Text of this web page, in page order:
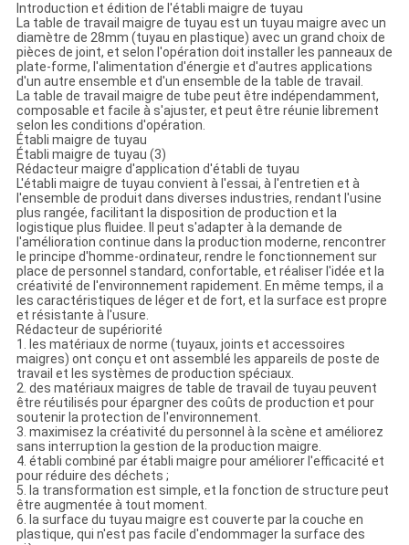
Introduction et édition de l'établi maigre de tuyau
La table de travail maigre de tuyau est un tuyau maigre avec un
diamètre de 28mm (tuyau en plastique) avec un grand choix de
pièces de joint, et selon l'opération doit installer les panneaux de
plate-forme, l'alimentation d'énergie et d'autres applications
d'un autre ensemble et d'un ensemble de la table de travail.
La table de travail maigre de tube peut être indépendamment,
composable et facile à s'ajuster, et peut être réunie librement
selon les conditions d'opération.
Établi maigre de tuyau
Établi maigre de tuyau (3)
Rédacteur maigre d'application d'établi de tuyau
L'établi maigre de tuyau convient à l'essai, à l'entretien et à
l'ensemble de produit dans diverses industries, rendant l'usine
plus rangée, facilitant la disposition de production et la
logistique plus fluidee. Il peut s'adapter à la demande de
l'amélioration continue dans la production moderne, rencontrer
le principe d'homme-ordinateur, rendre le fonctionnement sur
place de personnel standard, confortable, et réaliser l'idée et la
créativité de l'environnement rapidement. En même temps, il a
les caractéristiques de léger et de fort, et la surface est propre
et résistante à l'usure.
Rédacteur de supériorité
1. les matériaux de norme (tuyaux, joints et accessoires
maigres) ont conçu et ont assemblé les appareils de poste de
travail et les systèmes de production spéciaux.
2. des matériaux maigres de table de travail de tuyau peuvent
être réutilisés pour épargner des coûts de production et pour
soutenir la protection de l'environnement.
3. maximisez la créativité du personnel à la scène et améliorez
sans interruption la gestion de la production maigre.
4. établi combiné par établi maigre pour améliorer l'efficacité et
pour réduire des déchets ;
5. la transformation est simple, et la fonction de structure peut
être augmentée à tout moment.
6. la surface du tuyau maigre est couverte par la couche en
plastique, qui n'est pas facile d'endommager la surface des